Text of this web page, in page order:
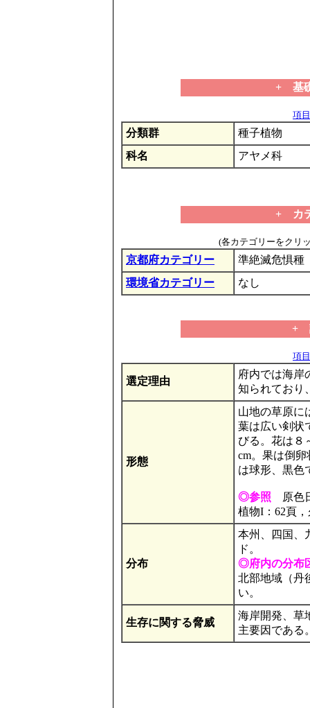
+ 基
項
分類群
種子植物
科名
アヤメ科
+ カ
(各カテゴリーをクリ
京都府カテゴリー
準絶滅危惧種
環境省カテゴリー
なし
+
項
選定理由
府内では海岸
知られており
形態
山地の草原に
葉は広い剣状
びる。花は８
cm。果は倒
は球形、黒色
◎参照 原色
植物I：62頁
分布
本州、四国、
ド。
◎府内の分布
北部地域（丹
い。
生存に関する脅威
海岸開発、草
主要因である